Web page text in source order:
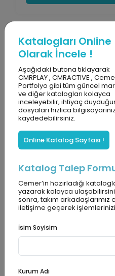
Ürüne
Ürün özellikleri, çevreye
alanları
Ürün
Malzeme
Çevreye
Katalogları Online
Olarak İncele !
Aşağıdaki butona tıklayarak
CMRPLAY , CMRACTIVE ,
Portfolyo gibi tüm güncel
ve diğer katalogları kolayca
inceleyebilir, ihtiyaç
dosyaları hızlıca
kaydedebilirsiniz.
Online Katalog Sayfası !
Katalog Talep
Cemer’in hazırladığı
yazarak kolayca
sonra, takım arkadaşlarımız
iletişime geçerek
İsim Soyisim
Kurum Adı